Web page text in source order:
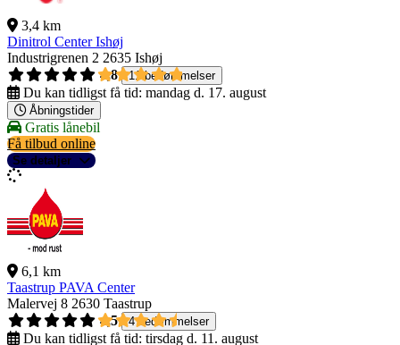
3,4 km
Dinitrol Center Ishøj
Industrigrenen 2 2635 Ishøj
4,8
11 bedømmelser
Du kan tidligst få tid: mandag d. 17. august
Åbningstider
Gratis lånebil
Få tilbud online
Se detaljer
6,1 km
Taastrup PAVA Center
Malervej 8 2630 Taastrup
4,5
4 bedømmelser
Du kan tidligst få tid: tirsdag d. 11. august